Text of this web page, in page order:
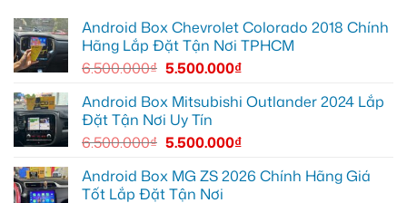
ghi
mọi
cung
tại
Quận
xem
Android
box
Geely
EX2
Quận
Gò
Vấp
xem
dẫn
đường
Android Box Chevrolet Colorado 2018 Chính
Hãng Lắp Đặt Tận Nơi TPHCM
6.500.000₫ 5.500.000₫
Android Box Mitsubishi Outlander 2024 Lắp
Đặt Tận Nơi Uy Tín
6.500.000₫ 5.500.000₫
Android Box MG ZS 2026 Chính Hãng Giá
Tốt Lắp Đặt Tận Nơi